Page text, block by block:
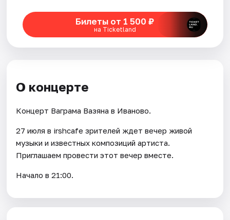
Билеты от 1 500 ₽
на Ticketland
О концерте
Концерт Ваграма Вазяна в Иваново.
27 июля в irshcafe зрителей ждет вечер живой
музыки и известных композиций артиста.
Приглашаем провести этот вечер вместе.
Начало в 21:00.